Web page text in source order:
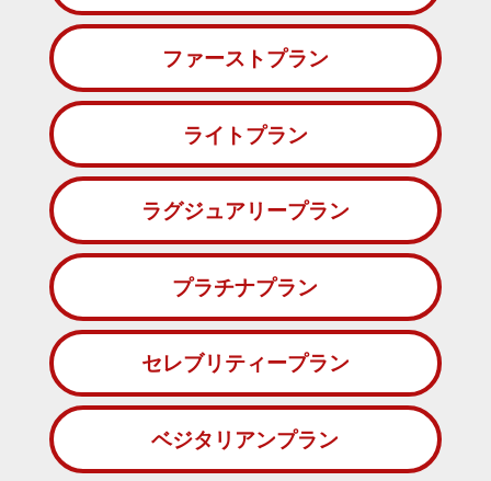
ファーストプラン
ライトプラン
ラグジュアリープラン
プラチナプラン
セレブリティープラン
ベジタリアンプラン